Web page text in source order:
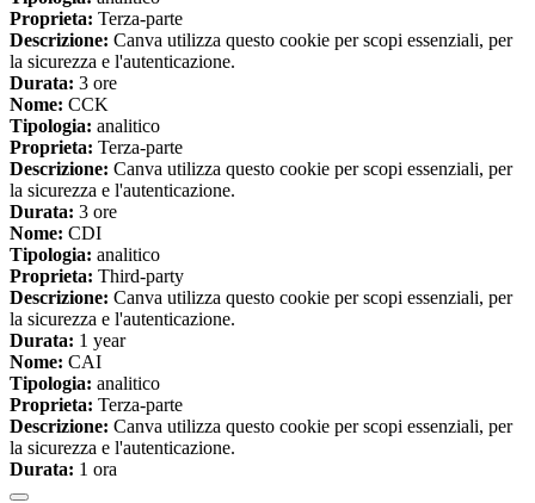
Proprieta: Terza-parte
Descrizione: Canva utilizza questo cookie per scopi essenziali, per
la sicurezza e l'autenticazione.
Durata: 3 ore
Nome: CCK
Tipologia: analitico
Proprieta: Terza-parte
Descrizione: Canva utilizza questo cookie per scopi essenziali, per
la sicurezza e l'autenticazione.
Durata: 3 ore
Nome: CDI
Tipologia: analitico
Proprieta: Third-party
Descrizione: Canva utilizza questo cookie per scopi essenziali, per
la sicurezza e l'autenticazione.
Durata: 1 year
Nome: CAI
Tipologia: analitico
Proprieta: Terza-parte
Descrizione: Canva utilizza questo cookie per scopi essenziali, per
la sicurezza e l'autenticazione.
Durata: 1 ora